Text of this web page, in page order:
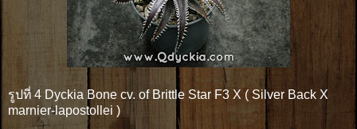
รูปที่ 4 Dyckia Bone cv. of Brittle Star F3 X ( Silver Back X
marnier-lapostollei )